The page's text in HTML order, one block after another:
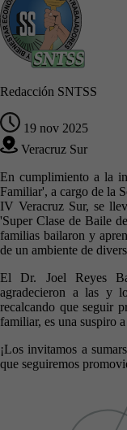
Redacción SNTSS
19 nov 2025
Veracruz Sur
En cumplimiento a la
Familiar', a cargo de la
IV Veracruz Sur, se
'Super Clase de Baile
familias bailaron y
de un ambiente de
El Dr. Joel Reyes
agradecieron a las y
recalcando que seguir
familiar, es una suspiro
¡Los invitamos a
que seguiremos